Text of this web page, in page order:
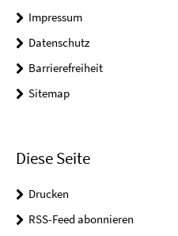
Impressum
Datenschutz
Barrierefreiheit
Sitemap
Diese Seite
Drucken
RSS-Feed abonnieren